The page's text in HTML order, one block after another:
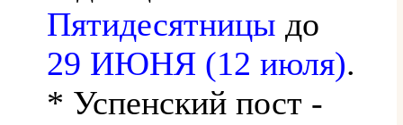
Пятидесятницы до
29 ИЮНЯ (12 июля).
* Успенский пост -